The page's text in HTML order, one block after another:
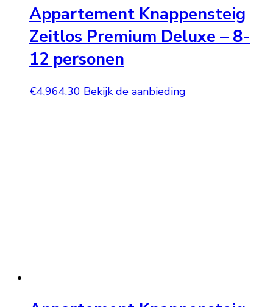
Appartement Knappensteig
Zeitlos Premium Deluxe – 8-
12 personen
€4,964.30 Bekijk de aanbieding